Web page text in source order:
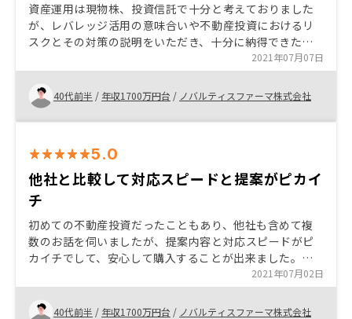
資産運用は現物株、投資信託で十分と考えておりました
が、レバレッジ活用の意味合いや不動産投資におけるリ
スクとその対策の説明をいただき、十分に納得できたこ
とに加え、ご提案いただいた物件も非常に素晴らしい提
案と感じ不動産購入に踏み切りました。慎重を期して他
社の話も複数聞きましたが、RENOSYさんのご提案内容
が一番でした。 銀行面談での典型的な質問とその質問の
意図等を事前にレクチャーいただいけるとよりスムーズ
2021年07月07日
40代前半 / 年収1700万円台 / ノバルティスファーマ株式会社
5.0
他社と比較して対応スピードと提案がピカイ
チ
初めての不動産投資だったこともあり、他社も含めて複
数のお話を伺いましたが、提案内容と対応スピードがピ
カイチでして、安心して購入することが出来ました。複
数社の話を聞くとRENOSYさんの提案が別格であること
がよく分かると思います。今後もパートナーとして資産
運用の相談をしていきたいと思います。
2021年07月02日
40代前半 / 年収1700万円台 / ノバルティスファーマ株式会社